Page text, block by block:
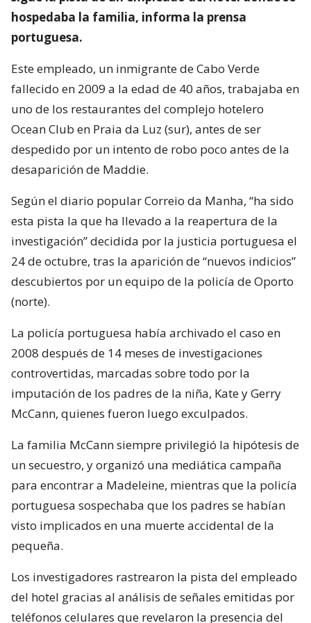
hospedaba la familia, informa la prensa
portuguesa.
Este empleado, un inmigrante de Cabo Verde
fallecido en 2009 a la edad de 40 años, trabajaba en
uno de los restaurantes del complejo hotelero
Ocean Club en Praia da Luz (sur), antes de ser
despedido por un intento de robo poco antes de la
desaparición de Maddie.
Según el diario popular Correio da Manha, “ha sido
esta pista la que ha llevado a la reapertura de la
investigación” decidida por la justicia portuguesa el
24 de octubre, tras la aparición de “nuevos indicios”
descubiertos por un equipo de la policía de Oporto
(norte).
La policía portuguesa había archivado el caso en
2008 después de 14 meses de investigaciones
controvertidas, marcadas sobre todo por la
imputación de los padres de la niña, Kate y Gerry
McCann, quienes fueron luego exculpados.
La familia McCann siempre privilegió la hipótesis de
un secuestro, y organizó una mediática campaña
para encontrar a Madeleine, mientras que la policía
portuguesa sospechaba que los padres se habían
visto implicados en una muerte accidental de la
pequeña.
Los investigadores rastrearon la pista del empleado
del hotel gracias al análisis de señales emitidas por
teléfonos celulares que revelaron la presencia del